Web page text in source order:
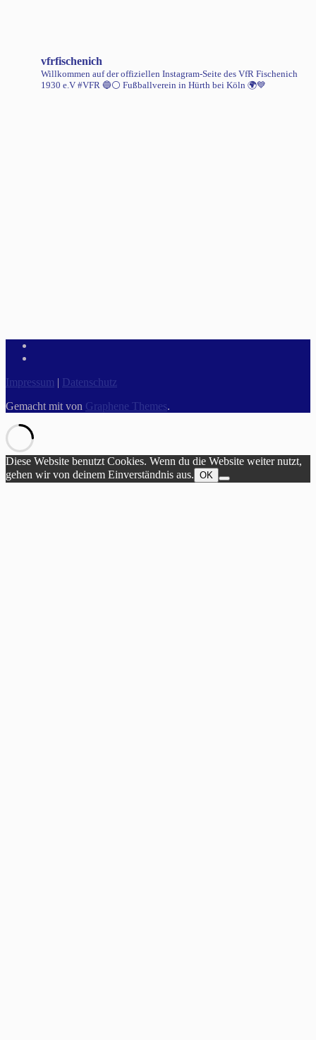
vfrfischenich
Willkommen auf der offiziellen Instagram-Seite des VfR Fischenich
1930 e.V #VFR 🔵⚪️ Fußballverein in Hürth bei Köln 🌍💙
Impressum | Datenschutz
Gemacht mit von Graphene Themes.
Diese Website benutzt Cookies. Wenn du die Website weiter nutzt,
gehen wir von deinem Einverständnis aus. OK